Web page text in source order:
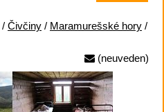
/ Čivčiny / Maramurešské hory /
(neuveden)